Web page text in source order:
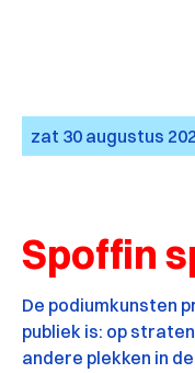
zat 30 augustus
Spoffin
De podiumkunsten
publiek is: op
andere plekken in